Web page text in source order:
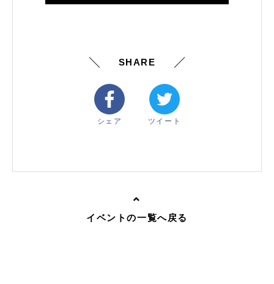
SHARE
シェア ツイート
イベントの一覧へ戻る